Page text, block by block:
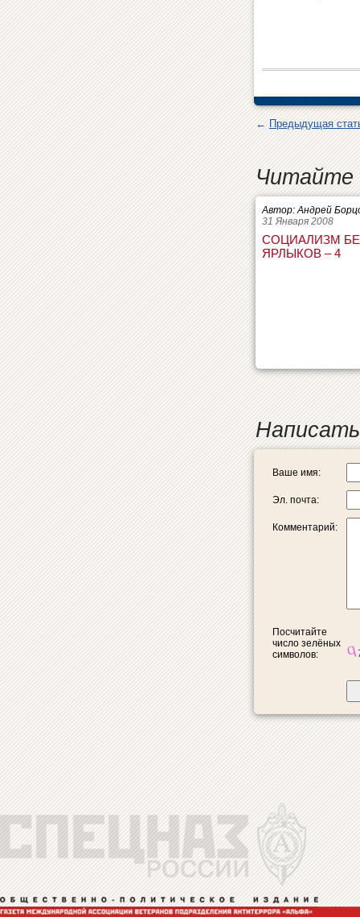
←Предыдущая
Читайте
Автор: Андрей
31 Января 2008
СОЦИАЛИЗМ
ЯРЛЫКОВ – 4
Ваше имя:
Эл. почта:
Комментарий:
Посчитайте
число зелёных
символов: